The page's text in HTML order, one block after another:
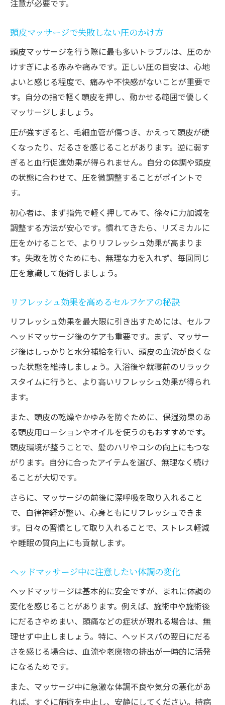
注意が必要です。
頭皮マッサージで失敗しない圧のかけ方
頭皮マッサージを行う際に最も多いトラブルは、圧のか
けすぎによる赤みや痛みです。正しい圧の目安は、心地
よいと感じる程度で、痛みや不快感がないことが重要で
す。自分の指で軽く頭皮を押し、動かせる範囲で優しく
マッサージしましょう。
圧が強すぎると、毛細血管が傷つき、かえって頭皮が硬
くなったり、だるさを感じることがあります。逆に弱す
ぎると血行促進効果が得られません。自分の体調や頭皮
の状態に合わせて、圧を微調整することがポイントで
す。
初心者は、まず指先で軽く押してみて、徐々に力加減を
調整する方法が安心です。慣れてきたら、リズミカルに
圧をかけることで、よりリフレッシュ効果が高まりま
す。失敗を防ぐためにも、無理な力を入れず、毎回同じ
圧を意識して施術しましょう。
リフレッシュ効果を高めるセルフケアの秘訣
リフレッシュ効果を最大限に引き出すためには、セルフ
ヘッドマッサージ後のケアも重要です。まず、マッサー
ジ後はしっかりと水分補給を行い、頭皮の血流が良くな
った状態を維持しましょう。入浴後や就寝前のリラック
スタイムに行うと、より高いリフレッシュ効果が得られ
ます。
また、頭皮の乾燥やかゆみを防ぐために、保湿効果のあ
る頭皮用ローションやオイルを使うのもおすすめです。
頭皮環境が整うことで、髪のハリやコシの向上にもつな
がります。自分に合ったアイテムを選び、無理なく続け
ることが大切です。
さらに、マッサージの前後に深呼吸を取り入れること
で、自律神経が整い、心身ともにリフレッシュできま
す。日々の習慣として取り入れることで、ストレス軽減
や睡眠の質向上にも貢献します。
ヘッドマッサージ中に注意したい体調の変化
ヘッドマッサージは基本的に安全ですが、まれに体調の
変化を感じることがあります。例えば、施術中や施術後
にだるさやめまい、頭痛などの症状が現れる場合は、無
理せず中止しましょう。特に、ヘッドスパの翌日にだる
さを感じる場合は、血流や老廃物の排出が一時的に活発
になるためです。
また、マッサージ中に急激な体調不良や気分の悪化があ
れば、すぐに施術を中止し、安静にしてください。持病